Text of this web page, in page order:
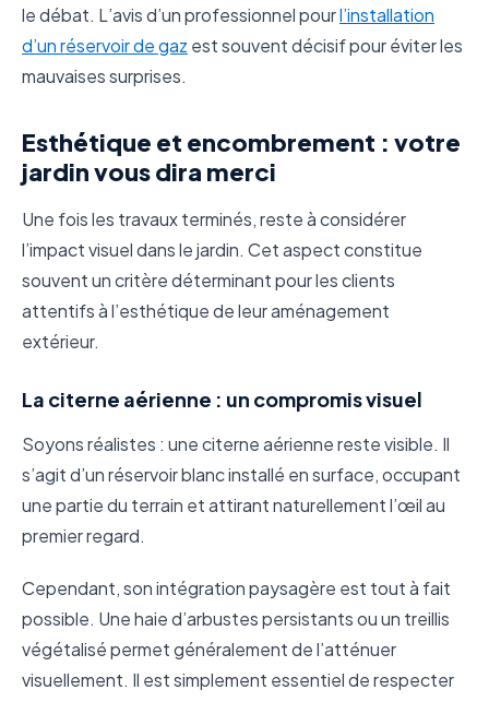
le débat. L’avis d’un professionnel pourl’installation
d’un réservoir de gaz est souvent décisif pour éviter les
mauvaises surprises.
Esthétique et encombrement : votre
jardin vous dira merci
Une fois les travaux terminés, reste à considérer
l’impact visuel dans le jardin. Cet aspect constitue
souvent un critère déterminant pour les clients
attentifs à l’esthétique de leur aménagement
extérieur.
La citerne aérienne : un compromis visuel
Soyons réalistes : une citerne aérienne reste visible. Il
s’agit d’un réservoir blanc installé en surface, occupant
une partie du terrain et attirant naturellement l’œil au
premier regard.
Cependant, son intégration paysagère est tout à fait
possible. Une haie d’arbustes persistants ou un treillis
végétalisé permet généralement de l’atténuer
visuellement. Il est simplement essentiel de respecter